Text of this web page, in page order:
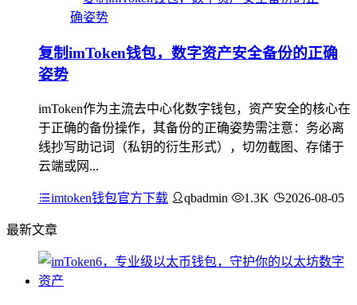
复制imToken钱包，数字资产安全备份的正确
姿势
imToken作为主流去中心化数字钱包，资产安全的核心在
于正确的备份操作，其备份的正确姿势需注意：务必离
线抄写助记词（私钥的衍生形式），切勿截图、存储于
云端或网...
imtoken钱包官方下载 qbadmin 1.3K 2026-08-05
最新文章